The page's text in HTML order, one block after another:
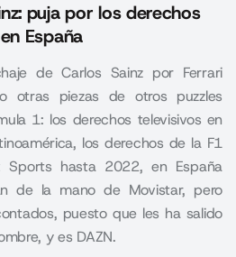
puja por los derechos
España
de Carlos Sainz por Ferrari
otras piezas de otros puzzles
1: los derechos televisivos en
los derechos de la F1
Sports hasta 2022, en España
de la mano de Movistar, pero
puesto que les ha salido
y es DAZN.